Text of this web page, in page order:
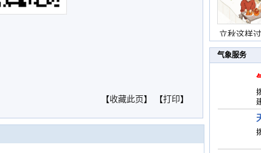
【收藏此页 】 【打印】
立秋这样过
气象服务